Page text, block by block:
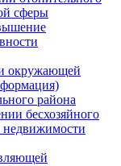
сферы
окружающей
района
бесхозяйного
недвижимости